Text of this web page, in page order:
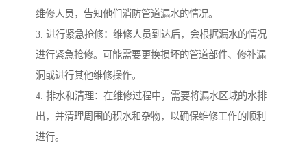
维修人员，告知他们消防管道漏水的情况。
3. 进行紧急抢修：维修人员到达后，会根据漏水的情况
进行紧急抢修。可能需要更换损坏的管道部件、修补漏
洞或进行其他维修操作。
4. 排水和清理：在维修过程中，需要将漏水区域的水排
出，并清理周围的积水和杂物，以确保维修工作的顺利
进行。